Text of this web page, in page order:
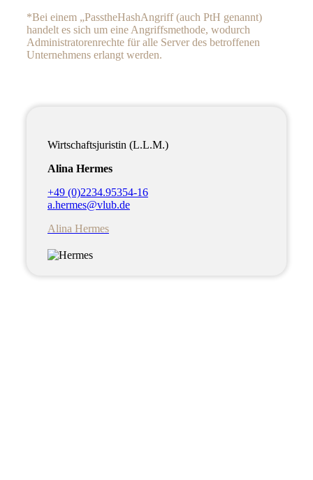
*Bei einem „PasstheHashAngriff (auch PtH genannt)
handelt es sich um eine Angriffsmethode, wodurch
Administratorenrechte für alle Server des betroffenen
Unternehmens erlangt werden.
Wirtschaftsjuristin (L.L.M.)
Alina Hermes
+49 (0)2234.95354-16
a.hermes@vlub.de
Alina Hermes